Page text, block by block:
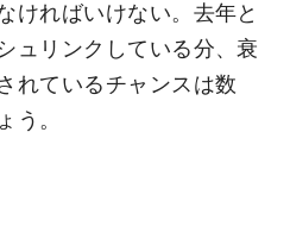
ければいけない。去年と
ュリンクしている分、衰
れているチャンスは数
う。